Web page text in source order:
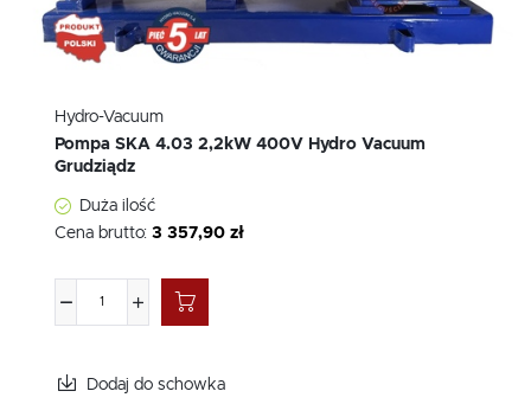
Hydro-Vacuum
Pompa SKA 4.03 2,2kW 400V Hydro Vacuum
Grudziądz
Duża ilość
Cena brutto: 3 357,90 zł
Dodaj do schowka